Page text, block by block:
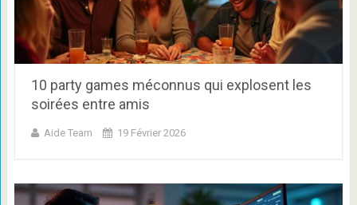
10 party games méconnus qui explosent les
soirées entre amis
Aide Team 19 Février 2026